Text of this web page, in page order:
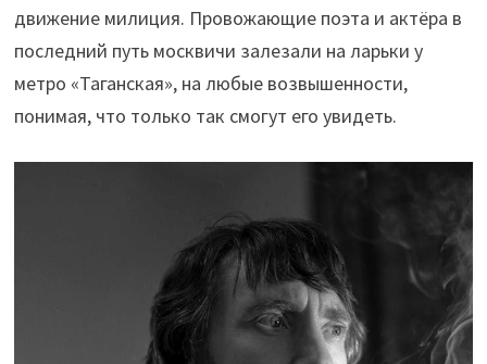
движение милиция. Провожающие поэта и актёра в
последний путь москвичи залезали на ларьки у
метро «Таганская», на любые возвышенности,
понимая, что только так смогут его увидеть.